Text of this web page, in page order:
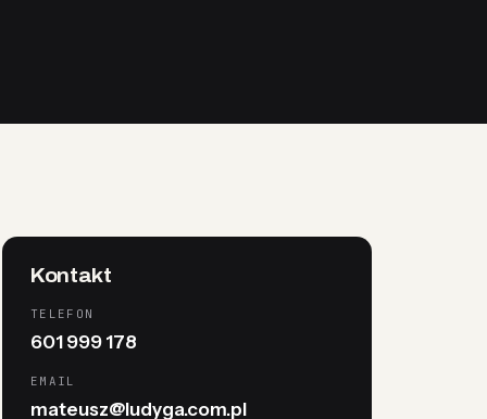
Kontakt
TELEFON
601 999 178
EMAIL
mateusz@ludyga.com.pl